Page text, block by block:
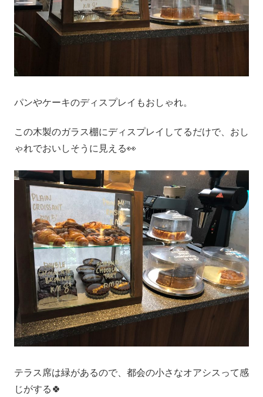
パンやケーキのディスプレイもおしゃれ。
この木製のガラス棚にディスプレイしてるだけで、おし
ゃれでおいしそうに見える👀
テラス席は緑があるので、都会の小さなオアシスって感
じがする🍀